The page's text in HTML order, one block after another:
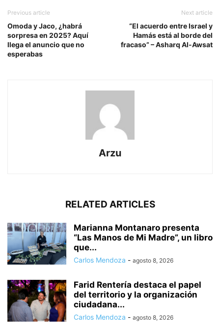
Previous article
Omoda y Jaco, ¿habrá
sorpresa en 2025? Aquí
llega el anuncio que no
esperabas
Next article
“El acuerdo entre Israel y
Hamás está al borde del
fracaso” – Asharq Al-Awsat
Arzu
RELATED ARTICLES
Marianna Montanaro presenta
“Las Manos de Mi Madre”, un libro
que...
Carlos Mendoza - agosto 8, 2026
Farid Rentería destaca el papel
del territorio y la organización
ciudadana...
Carlos Mendoza - agosto 8, 2026